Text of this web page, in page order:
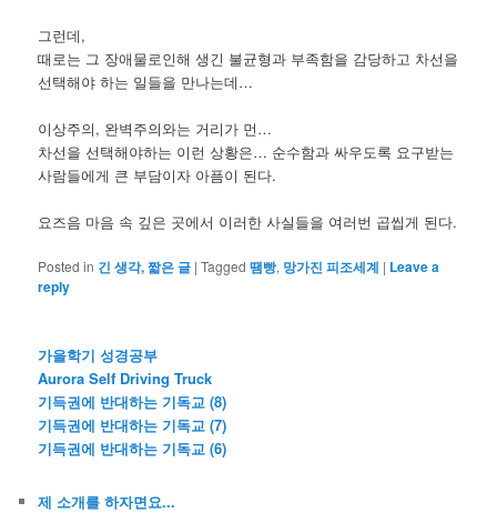
그런데,
때로는 그 장애물로인해 생긴 불균형과 부족함을 감당하고 차선을
선택해야 하는 일들을 만나는데…
이상주의, 완벽주의와는 거리가 먼…
차선을 선택해야하는 이런 상황은… 순수함과 싸우도록 요구받는
사람들에게 큰 부담이자 아픔이 된다.
요즈음 마음 속 깊은 곳에서 이러한 사실들을 여러번 곱씹게 된다.
Posted in 긴 생각, 짧은 글 |Tagged 땜빵, 망가진 피조세계 | Leave a
reply
가을학기 성경공부
Aurora Self Driving Truck
기득권에 반대하는 기독교 (8)
기득권에 반대하는 기독교 (7)
기득권에 반대하는 기독교 (6)
제 소개를 하자면요...